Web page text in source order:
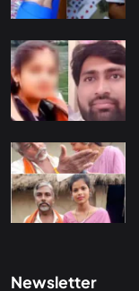
Newsletter